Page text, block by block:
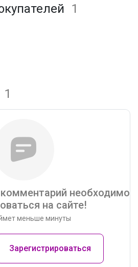
1
1
необходимо
на сайте!
меньше минуты
Зарегистрироваться